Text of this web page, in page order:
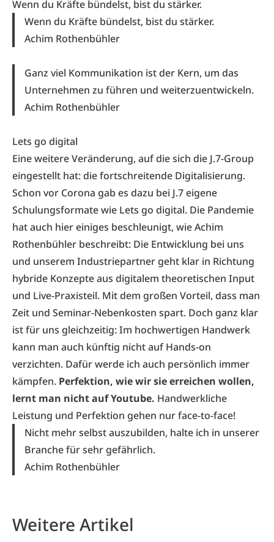
Wenn du Kräfte bündelst, bist du stärker.
Wenn du Kräfte bündelst, bist du stärker.
Achim Rothenbühler
Ganz viel Kommunikation ist der Kern, um das
Unternehmen zu führen und weiterzuentwickeln.
Achim Rothenbühler
Lets go digital
Eine weitere Veränderung, auf die sich die J.7-Group
eingestellt hat: die fortschreitende Digitalisierung.
Schon vor Corona gab es dazu bei J.7 eigene
Schulungsformate wie Lets go digital. Die Pandemie
hat auch hier einiges beschleunigt, wie Achim
Rothenbühler beschreibt: Die Entwicklung bei uns
und unserem Industriepartner geht klar in Richtung
hybride Konzepte aus digitalem theoretischen Input
und Live-Praxisteil. Mit dem großen Vorteil, dass man
Zeit und Seminar-Nebenkosten spart. Doch ganz klar
ist für uns gleichzeitig: Im hochwertigen Handwerk
kann man auch künftig nicht auf Hands-on
verzichten. Dafür werde ich auch persönlich immer
kämpfen. Perfektion, wie wir sie erreichen wollen,
lernt man nicht auf Youtube. Handwerkliche
Leistung und Perfektion gehen nur face-to-face!
Nicht mehr selbst auszubilden, halte ich in unserer
Branche für sehr gefährlich.
Achim Rothenbühler
Weitere Artikel